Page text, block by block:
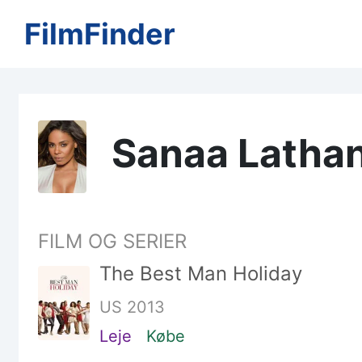
FilmFinder
Sanaa
FILM OG SERIER
The Best Man Holiday
US 2013
Leje
Købe